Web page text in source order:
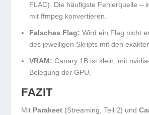
FLAC). Die häufigste Fehlerquelle –
mit ffmpeg konvertieren.
Falsches Flag: Wird ein Flag nicht
des jeweiligen Skripts mit den
VRAM: Canary 1B ist klein; mit
Belegung der GPU.
FAZIT
Mit Parakeet (Streaming, Teil 2) und